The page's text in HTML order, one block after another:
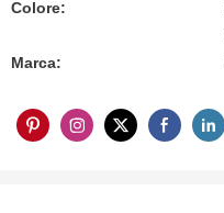
Colore:
Marca: